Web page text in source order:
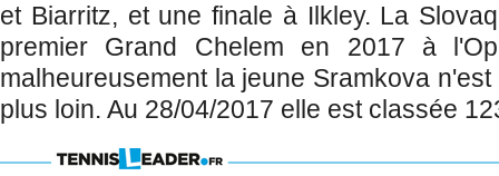
et Biarritz, et une finale à Ilkley. La
premier Grand Chelem en 2017 à
malheureusement la jeune Sramkova
plus loin. Au 28/04/2017 elle est classée